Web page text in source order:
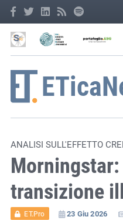
ANALISI SULL'EFFETTO
Morningstar:
transizione
ET.Pro 23 Giu 2026